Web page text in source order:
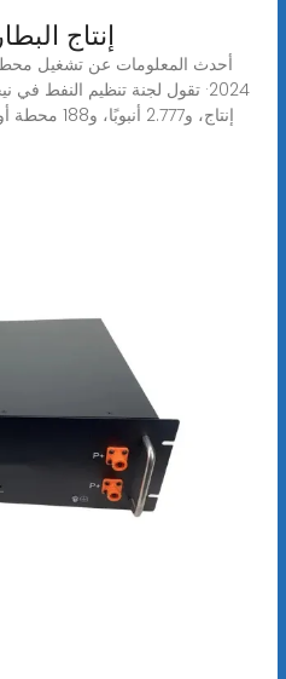
إنتاج
أحدث المعلومات عن تشغيل